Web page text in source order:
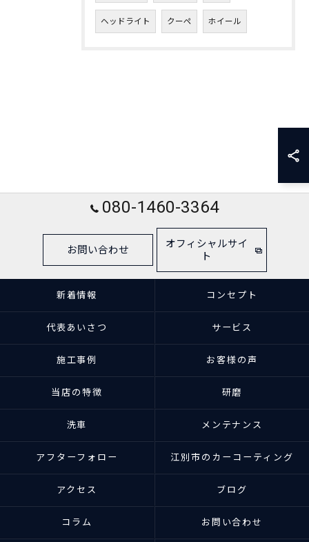
ヘッドライト クーペ ホイール
080-1460-3364
お問い合わせ
オフィシャルサイ
ト
新着情報 コンセプト
代表あいさつ サービス
施工事例 お客様の声
当店の特徴 研磨
洗車 メンテナンス
アフターフォロー 江別市のカーコーティング
アクセス ブログ
コラム お問い合わせ